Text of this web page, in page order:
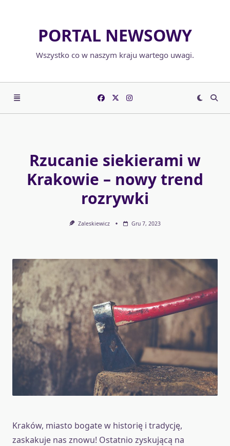
PORTAL NEWSOWY
Wszystko co w naszym kraju wartego uwagi.
Rzucanie siekierami w
Krakowie – nowy trend
rozrywki
Zaleskiewicz Gru 7, 2023
Kraków, miasto bogate w historię i tradycję,
zaskakuje nas znowu! Ostatnio zyskującą na